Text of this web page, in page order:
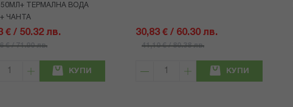
ТЕРМАЛНА ВОДА
ЧАНТА
€ / 50.32 лв.
€ / 71.90 лв.
КУПИ
30,83 € / 60.30 лв.
41,10 € / 80.38 лв.
КУПИ